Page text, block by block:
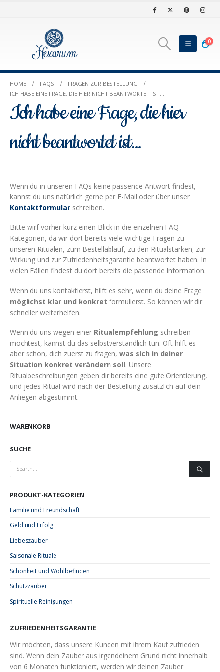
0
HOME FAQS
FRAGEN ZUR BESTELLUNG
ICH HABE EINE FRAGE, DIE HIER NICHT BEANTWORTET IST…
Ich habe eine Frage, die hier
nicht beantwortet ist…
Wenn du in unseren FAQs keine passende Antwort findest,
kannst du uns natürlich gerne per E-Mail oder über unser
Kontaktformular schreiben.
Bitte wirf vorher kurz einen Blick in die einzelnen FAQ-
Kategorien, da wir dort bereits viele wichtige Fragen zu
unseren Ritualen, zum Bestellablauf, zu den Ritualstärken, zur
Wirkung und zur Zufriedenheitsgarantie beantwortet haben. In
vielen Fällen findest du dort bereits die passende Information.
Wenn du uns kontaktierst, hilft es sehr, wenn du deine Frage
möglichst klar und konkret formulierst. So können wir dir
schneller weiterhelfen.
Wenn du uns wegen einer Ritualempfehlung schreiben
möchtest, kannst du das selbstverständlich tun. Oft hilft es
aber schon, dich zuerst zu fragen, was sich in deiner
Situation konkret verändern soll. Unsere
Ritualbeschreibungen geben dir bereits eine gute Orientierung,
und jedes Ritual wird nach der Bestellung zusätzlich auf dein
Anliegen abgestimmt.
WARENKORB
SUCHE
PRODUKT-KATEGORIEN
Familie und Freundschaft
Geld und Erfolg
Liebeszauber
Saisonale Rituale
Schönheit und Wohlbefinden
Schutzzauber
Spirituelle Reinigungen
ZUFRIEDENHEITSGARANTIE
Wir möchten, dass unsere Kunden mit ihrem Kauf zufrieden
sind. Wenn dein Zauber aus irgendeinem Grund nicht innerhalb
von 6 Monaten funktioniert, werden wir deinen Zauber